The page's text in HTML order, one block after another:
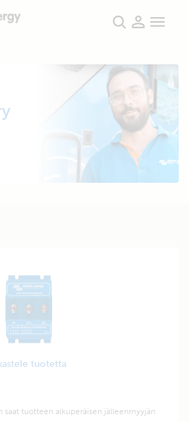
tuotetta
saat tuotteen alkuperäisen jälleenmyyjän